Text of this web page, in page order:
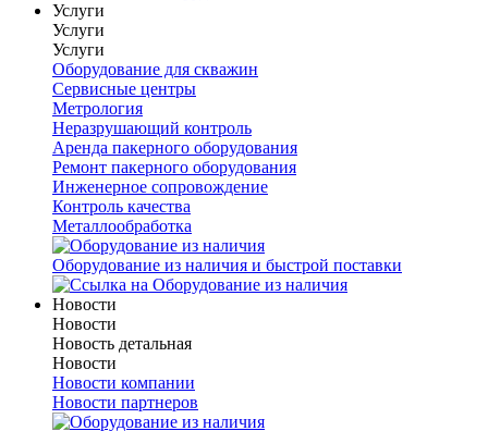
Услуги
Услуги
Услуги
Оборудование для скважин
Сервисные центры
Метрология
Неразрушающий контроль
Аренда пакерного оборудования
Ремонт пакерного оборудования
Инженерное сопровождение
Контроль качества
Металлообработка
Оборудование из наличия и быстрой поставки
Новости
Новости
Новость детальная
Новости
Новости компании
Новости партнеров